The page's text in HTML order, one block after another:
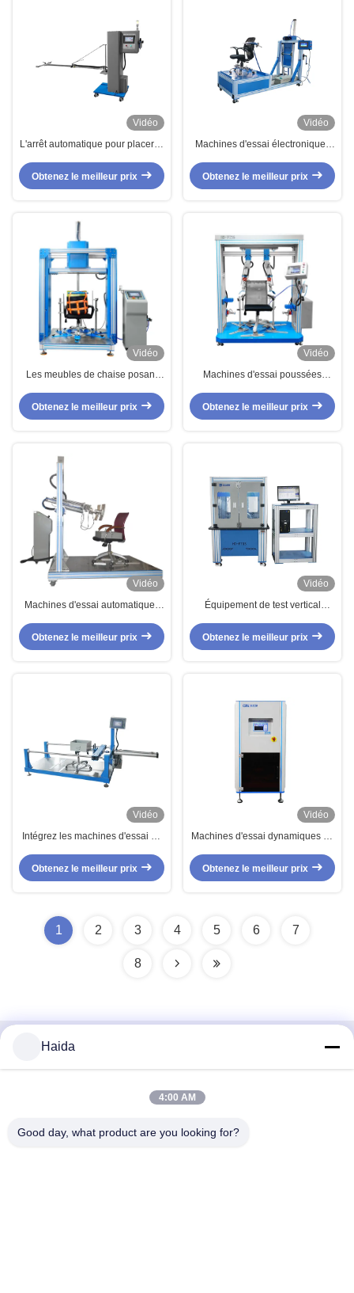
Vidéo
L'arrêt automatique pour placer la
l'équipement d'essai
Obtenez le meilleur prix
Vidéo
Machines d'essai électroniques
d'essai de résistance aux chocs
de dos de chaise
Obtenez le meilleur prix
Vidéo
Les meubles de chaise posant
examinant Equipement
Obtenez le meilleur prix
Vidéo
Machines d'essai poussées
longévité de bras et de jambe de
chaise
Obtenez le meilleur prix
Vidéo
Machines d'essai automatiques
longévité d'impact chaise de
bureau
Obtenez le meilleur prix
Vidéo
Équipement de test vertical
chaise de bureau de machine
d'essai de meubles
Obtenez le meilleur prix
Vidéo
Intégrez les machines d'essai de
meubles de longévité de roulette
Obtenez le meilleur prix
Vidéo
Machines d'essai dynamiques de
constant de broyage de force de
Obtenez le meilleur prix
1 2 3 4 5 6 7
8
secteur de Nancheng, ville de Dongguan, province du
Haida
4:00 AM
Good day, what product are you looking for?